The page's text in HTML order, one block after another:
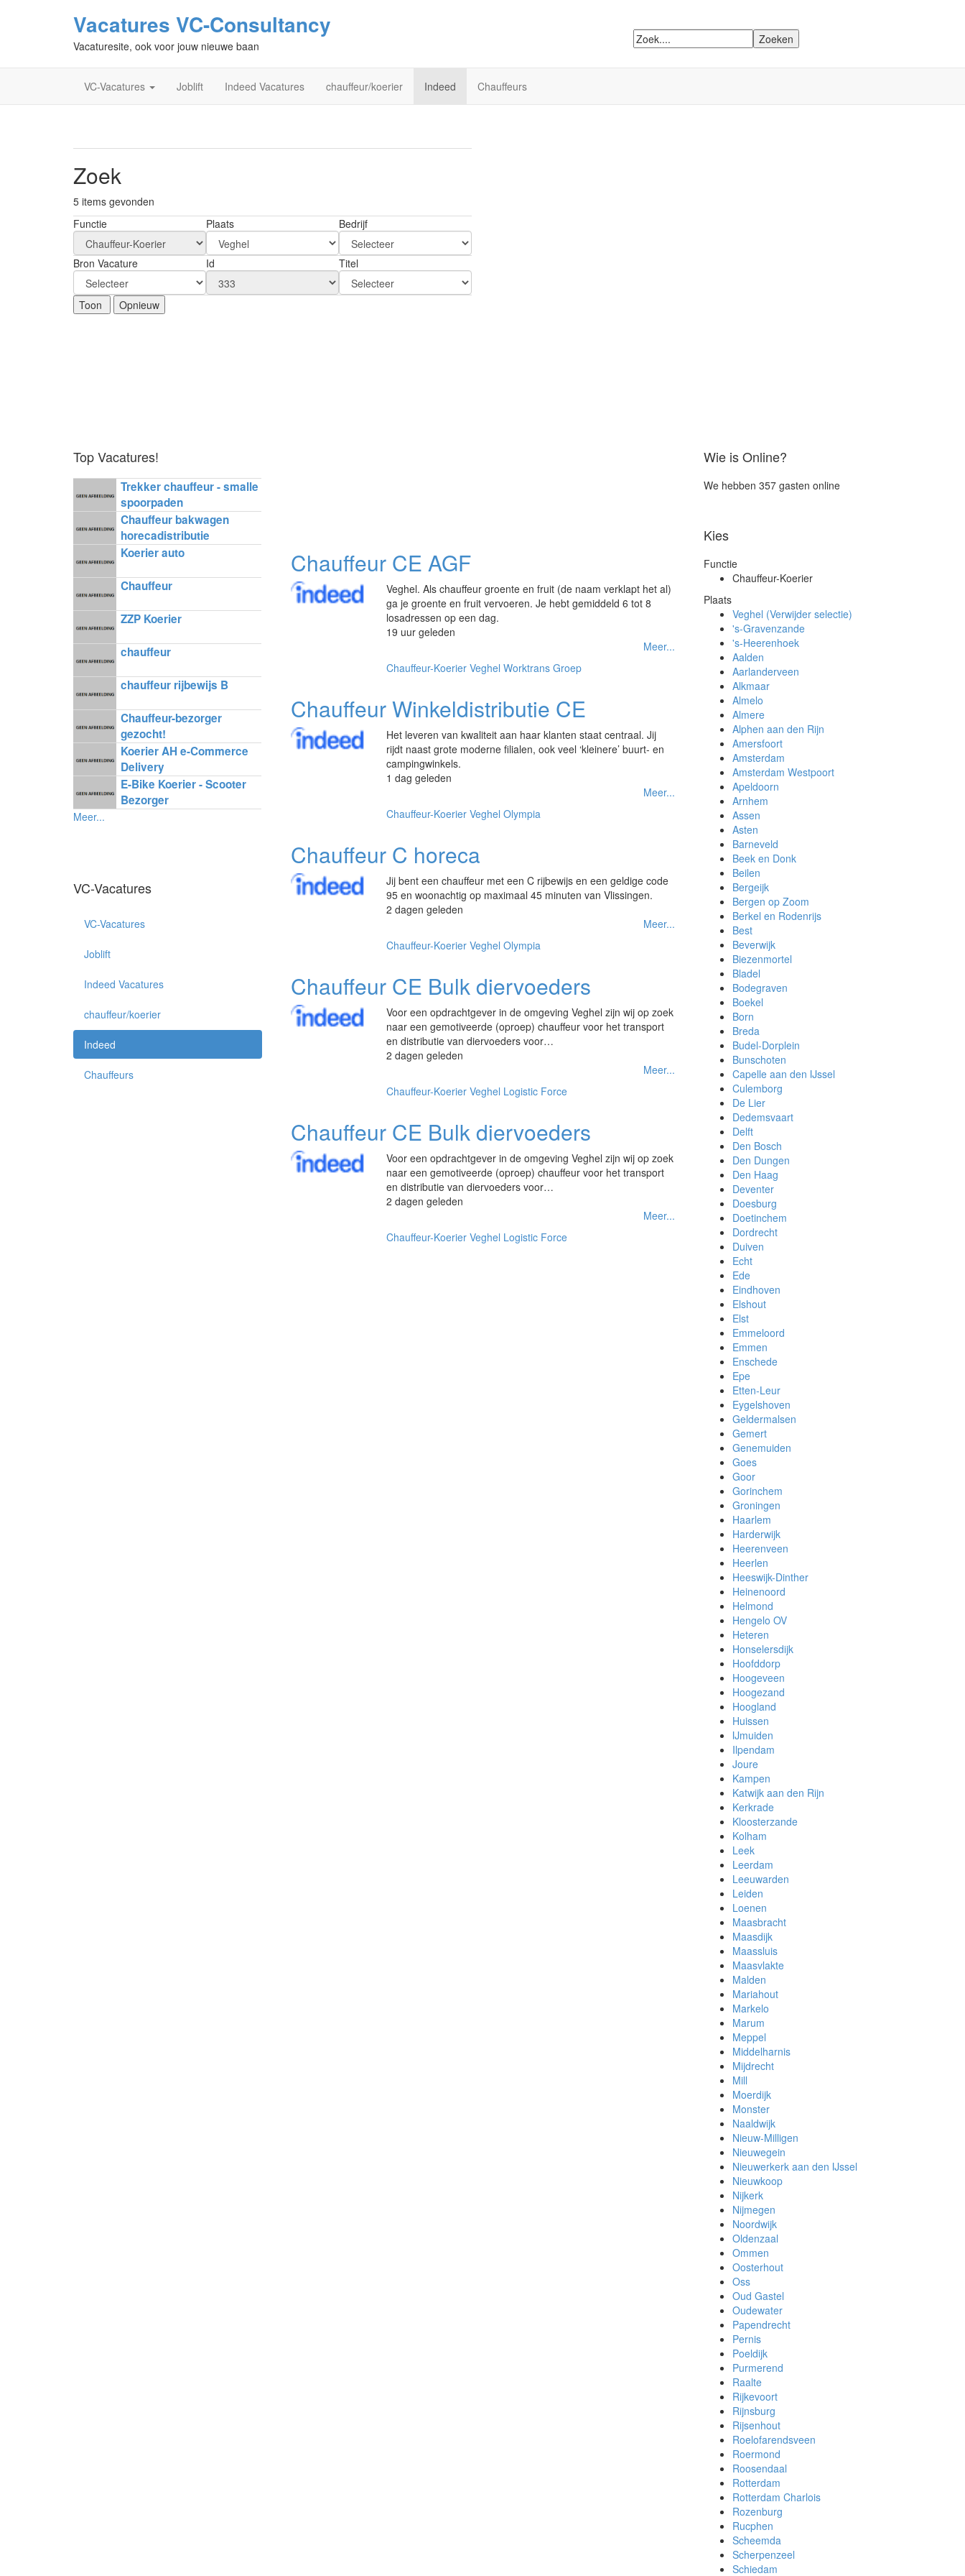
Vacatures VC-Consultancy
Vacaturesite, ook voor jouw nieuwe baan
VC-Vacatures Joblift Indeed Vacatures chauffeur/koerier Indeed Chauffeurs
Zoek
5 items gevonden
Functie
Plaats Bedrijf
Bron Vacature Id Titel
Chauffeur CE AGF
Veghel. Als chauffeur groente en fruit (de naam verklapt het al)
ga je groente en fruit vervoeren. Je hebt gemiddeld 6 tot 8
losadressen op een dag.
19 uur geleden
Meer...
Chauffeur-Koerier Veghel Worktrans Groep
Chauffeur Winkeldistributie CE
Het leveren van kwaliteit aan haar klanten staat centraal. Jij
rijdt naast grote moderne filialen, ook veel ‘kleinere’ buurt- en
campingwinkels.
1 dag geleden
Meer...
Chauffeur-Koerier Veghel Olympia
Chauffeur C horeca
Jij bent een chauffeur met een C rijbewijs en een geldige code
95 en woonachtig op maximaal 45 minuten van Vlissingen.
2 dagen geleden
Meer...
Chauffeur-Koerier Veghel Olympia
Chauffeur CE Bulk diervoeders
Voor een opdrachtgever in de omgeving Veghel zijn wij op zoek
naar een gemotiveerde (oproep) chauffeur voor het transport
en distributie van diervoeders voor…
2 dagen geleden
Meer...
Chauffeur-Koerier Veghel Logistic Force
Chauffeur CE Bulk diervoeders
Voor een opdrachtgever in de omgeving Veghel zijn wij op zoek
naar een gemotiveerde (oproep) chauffeur voor het transport
en distributie van diervoeders voor…
2 dagen geleden
Meer...
Chauffeur-Koerier Veghel Logistic Force
Top Vacatures!
Trekker chauffeur - smalle
spoorpaden
Chauffeur bakwagen
horecadistributie
Koerier auto
Chauffeur
ZZP Koerier
chauffeur
chauffeur rijbewijs B
Chauffeur-bezorger
gezocht!
Koerier AH e-Commerce
Delivery
E-Bike Koerier - Scooter
Bezorger
Meer...
VC-Vacatures
VC-Vacatures
Joblift
Indeed Vacatures
chauffeur/koerier
Indeed
Chauffeurs
Wie is Online?
We hebben 357 gasten online
Kies
Functie
Chauffeur-Koerier
Plaats
Veghel (Verwijder selectie)
's-Gravenzande
's-Heerenhoek
Aalden
Aarlanderveen
Alkmaar
Almelo
Almere
Alphen aan den Rijn
Amersfoort
Amsterdam
Amsterdam Westpoort
Apeldoorn
Arnhem
Assen
Asten
Barneveld
Beek en Donk
Beilen
Bergeijk
Bergen op Zoom
Berkel en Rodenrijs
Best
Beverwijk
Biezenmortel
Bladel
Bodegraven
Boekel
Born
Breda
Budel-Dorplein
Bunschoten
Capelle aan den IJssel
Culemborg
De Lier
Dedemsvaart
Delft
Den Bosch
Den Dungen
Den Haag
Deventer
Doesburg
Doetinchem
Dordrecht
Duiven
Echt
Ede
Eindhoven
Elshout
Elst
Emmeloord
Emmen
Enschede
Epe
Etten-Leur
Eygelshoven
Geldermalsen
Gemert
Genemuiden
Goes
Goor
Gorinchem
Groningen
Haarlem
Harderwijk
Heerenveen
Heerlen
Heeswijk-Dinther
Heinenoord
Helmond
Hengelo OV
Heteren
Honselersdijk
Hoofddorp
Hoogeveen
Hoogezand
Hoogland
Huissen
IJmuiden
Ilpendam
Joure
Kampen
Katwijk aan den Rijn
Kerkrade
Kloosterzande
Kolham
Leek
Leerdam
Leeuwarden
Leiden
Loenen
Maasbracht
Maasdijk
Maassluis
Maasvlakte
Malden
Mariahout
Markelo
Marum
Meppel
Middelharnis
Mijdrecht
Mill
Moerdijk
Monster
Naaldwijk
Nieuw-Milligen
Nieuwegein
Nieuwerkerk aan den IJssel
Nieuwkoop
Nijkerk
Nijmegen
Noordwijk
Oldenzaal
Ommen
Oosterhout
Oss
Oud Gastel
Oudewater
Papendrecht
Pernis
Poeldijk
Purmerend
Raalte
Rijkevoort
Rijnsburg
Rijsenhout
Roelofarendsveen
Roermond
Roosendaal
Rotterdam
Rotterdam Charlois
Rozenburg
Rucphen
Scheemda
Scherpenzeel
Schiedam